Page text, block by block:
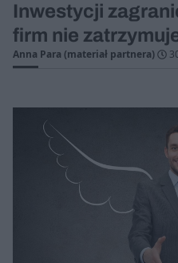
Inwestycji
firm nie
Anna Para (materiał partnera)